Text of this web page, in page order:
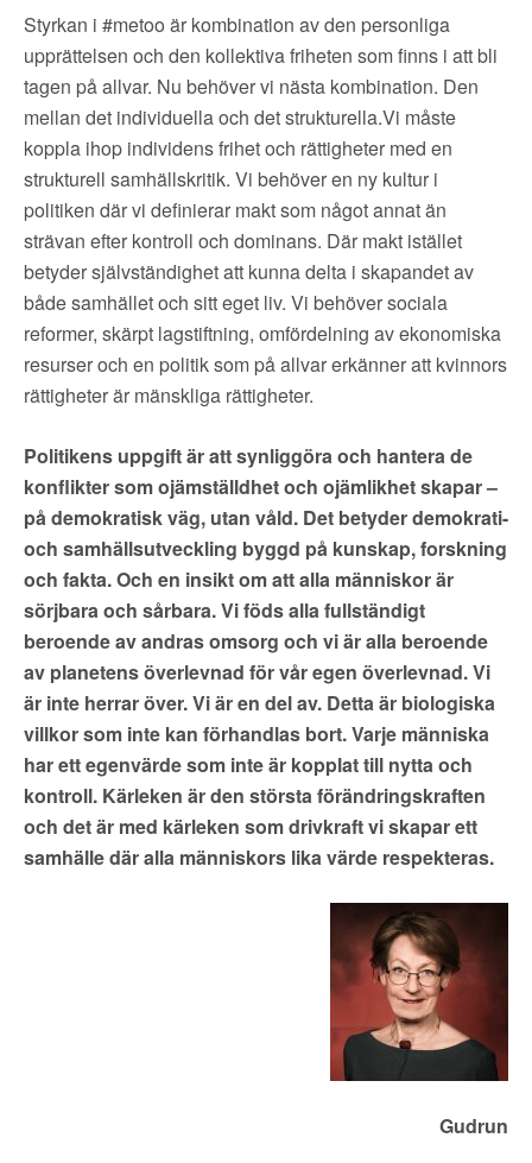
Styrkan i #metoo är kombination av den personliga
upprättelsen och den kollektiva friheten som finns i att bli
tagen på allvar. Nu behöver vi nästa kombination. Den
mellan det individuella och det strukturella.Vi måste
koppla ihop individens frihet och rättigheter med en
strukturell samhällskritik. Vi behöver en ny kultur i
politiken där vi definierar makt som något annat än
strävan efter kontroll och dominans. Där makt istället
betyder självständighet att kunna delta i skapandet av
både samhället och sitt eget liv. Vi behöver sociala
reformer, skärpt lagstiftning, omfördelning av ekonomiska
resurser och en politik som på allvar erkänner att kvinnors
rättigheter är mänskliga rättigheter.
Politikens uppgift är att synliggöra och hantera de
konflikter som ojämställdhet och ojämlikhet skapar –
på demokratisk väg, utan våld. Det betyder demokrati-
och samhällsutveckling byggd på kunskap, forskning
och fakta. Och en insikt om att alla människor är
sörjbara och sårbara. Vi föds alla fullständigt
beroende av andras omsorg och vi är alla beroende
av planetens överlevnad för vår egen överlevnad. Vi
är inte herrar över. Vi är en del av. Detta är biologiska
villkor som inte kan förhandlas bort. Varje människa
har ett egenvärde som inte är kopplat till nytta och
kontroll. Kärleken är den största förändringskraften
och det är med kärleken som drivkraft vi skapar ett
samhälle där alla människors lika värde respekteras.
Gudrun